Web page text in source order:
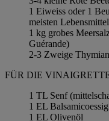
1 Eiweiss oder 1
meisten
1 kg grobes
Guérande)
2-3 Zweige Thymian
FÜR DIE
1 TL Senf
1 EL Balsamicoessig
1 EL Olivenöl